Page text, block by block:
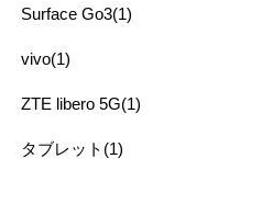
Surface Go3(1)
vivo(1)
ZTE libero 5G(1)
タブレット(1)